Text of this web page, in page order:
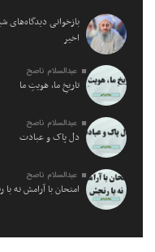
بازخوانی دیدگاه‌های
اخیر
عبدالسلام ناصح
تاریخِ ما، هویتِ ما
عبدالسلام ناصح
دل پاک و عبادت
عبدالسلام ناصح
امتحان با آرامش نه